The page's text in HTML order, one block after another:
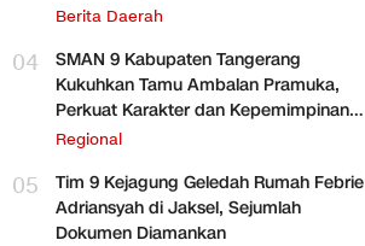
Berita Daerah
04
SMAN 9 Kabupaten Tangerang
Kukuhkan Tamu Ambalan Pramuka,
Perkuat Karakter dan Kepemimpinan
Siswa
Regional
05
Tim 9 Kejagung Geledah Rumah Febrie
Adriansyah di Jaksel, Sejumlah
Dokumen Diamankan